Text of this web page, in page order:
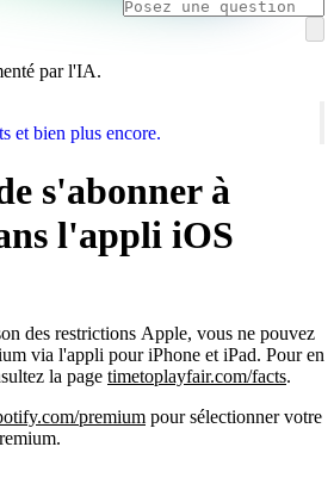
par l'IA.
et bien plus encore.
s'abonner à
l'appli iOS
des restrictions Apple, vous ne pouvez
via l'appli pour iPhone et iPad. Pour en
la page timetoplayfair.com/facts.
premium pour sélectionner votre